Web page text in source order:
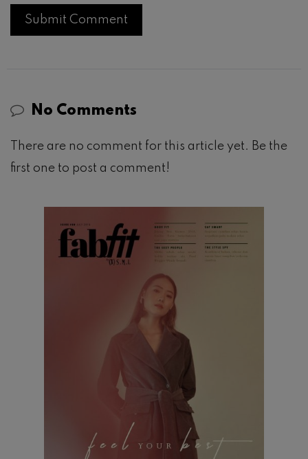
No Comments
There are no comment for this article yet. Be the
first one to post a comment!